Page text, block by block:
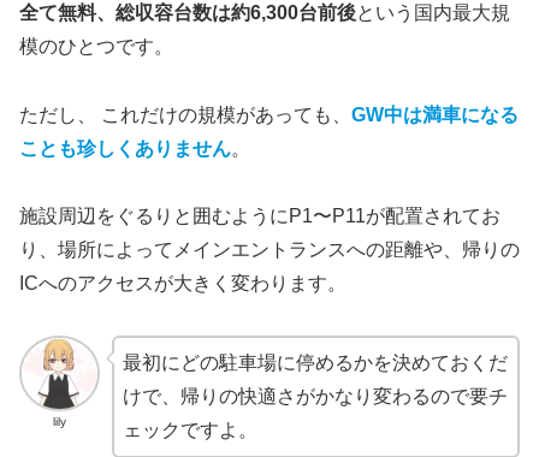
全て無料、総収容台数は約6,300台前後という国内最大規
模のひとつです。
ただし、 これだけの規模があっても、 GW中は満車になる
ことも珍しくありません。
施設周辺をぐるりと囲むようにP1〜P11が配置されてお
り、場所によってメインエントランスへの距離や、帰りの
ICへのアクセスが大きく変わります。
lily
最初にどの駐車場に停めるかを決めておくだ
けで、帰りの快適さがかなり変わるので要チ
ェックですよ。